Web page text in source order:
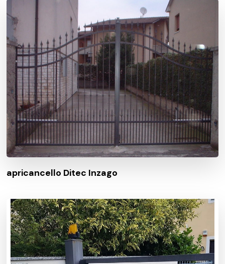
apricancello Ditec Inzago